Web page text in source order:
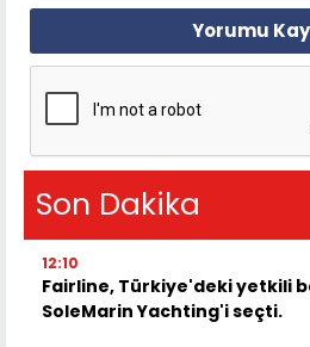
Yorumu
Son Dakika
12:10
Fairline, Türkiye'deki yetkili
SoleMarin Yachting'i seçti.